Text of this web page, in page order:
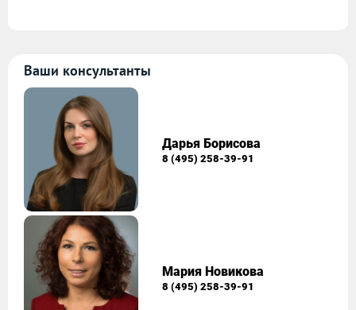
Ваши консультанты
Дарья Борисова
8 (495) 258-39-91
Мария Новикова
8 (495) 258-39-91